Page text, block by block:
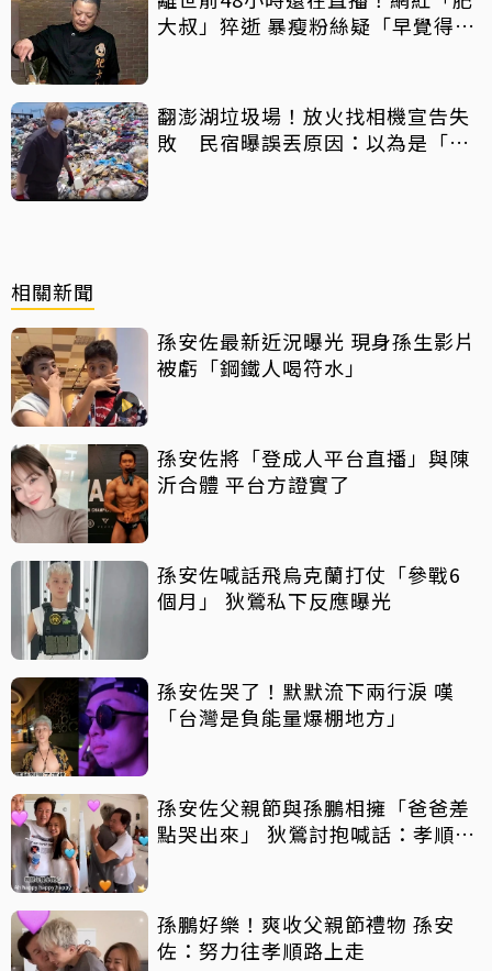
大叔」猝逝 暴瘦粉絲疑「早覺得不
翻澎湖垃圾場！放火找相機宣告失
敗 民宿曝誤丟原因：以為是「按
相關新聞
孫安佐最新近況曝光 現身孫生影片
被虧「鋼鐵人喝符水」
孫安佐將「登成人平台直播」與陳
沂合體 平台方證實了
孫安佐喊話飛烏克蘭打仗「參戰6
個月」 狄鶯私下反應曝光
孫安佐哭了！默默流下兩行淚 嘆
「台灣是負能量爆棚地方」
孫安佐父親節與孫鵬相擁「爸爸差
點哭出來」 狄鶯討抱喊話：孝順是
孫鵬好樂！爽收父親節禮物 孫安
佐：努力往孝順路上走